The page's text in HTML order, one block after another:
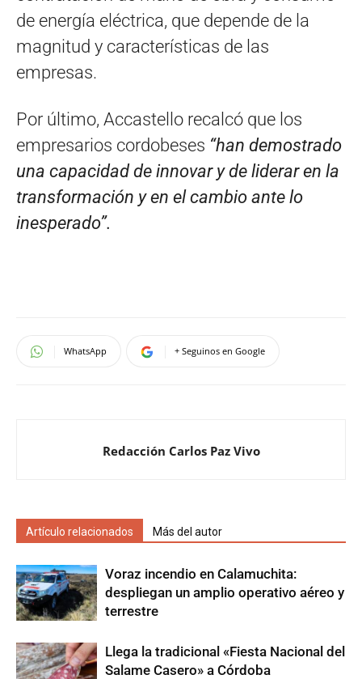
de energía eléctrica, que depende de la
magnitud y características de las
empresas.
Por último, Accastello recalcó que los
empresarios cordobeses “han demostrado
una capacidad de innovar y de liderar en la
transformación y en el cambio ante lo
inesperado”.
WhatsApp + Seguinos en Google
Redacción Carlos Paz Vivo
Artículo relacionados Más del autor
Voraz incendio en Calamuchita:
despliegan un amplio operativo aéreo y
terrestre
Llega la tradicional «Fiesta Nacional del
Salame Casero» a Córdoba